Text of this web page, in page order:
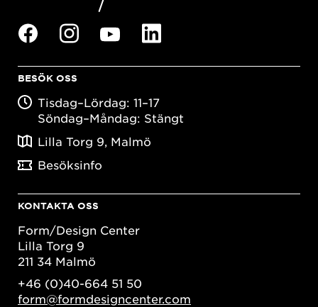
BESÖK OSS
Tisdag–Lördag: 11–17
Söndag–Måndag: Stängt
Lilla Torg 9, Malmö
Besöksinfo
KONTAKTA OSS
Form/Design Center
Lilla Torg 9
211 34 Malmö
+46 (0)40-664 51 50
form@formdesigncenter.com